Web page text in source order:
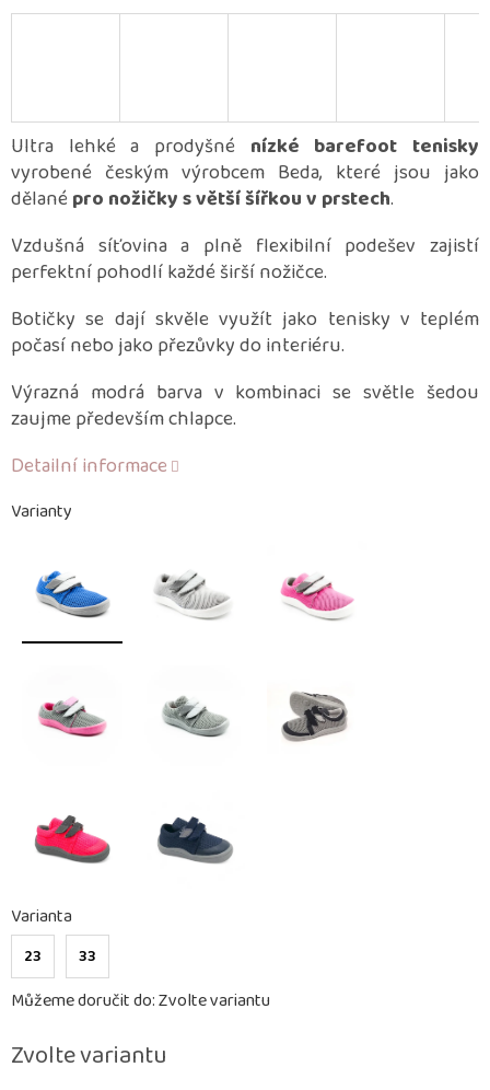
Zvolte variantu
Varianty
Varianta
23 33
Můžeme doručit do:Zvolte variantu
Ultra lehké a prodyšné nízké barefoot tenisky
vyrobené českým výrobcem Beda, které jsou jako
dělané pro nožičky s větší šířkou v prstech.
Vzdušná síťovina a plně flexibilní podešev zajistí
perfektní pohodlí každé širší nožičce.
Botičky se dají skvěle využít jako tenisky v teplém
počasí nebo jako přezůvky do interiéru.
Výrazná modrá barva v kombinaci se světle šedou
zaujme především chlapce.
Detailní informace